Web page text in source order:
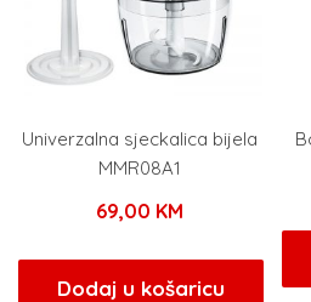
Univerzalna sjeckalica bijela
MMR08A1
69,00 KM
Dodaj u košaricu